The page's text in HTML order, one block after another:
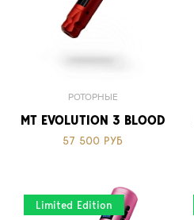
РОТОРНЫЕ
MT EVOLUTION 3 BLOOD
57 500 РУБ
Limited Edition